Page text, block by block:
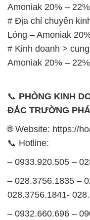
Amoniak 20% –
# Địa chỉ chuyên
Lỏng – Amoniak
# Kinh doanh >
Amoniak 20% –
📞 PHÒNG KINH
ĐẮC TRƯỜNG
🌐 Website: https://
📞 Hotline:
– 0933.920.505 –
– 028.3756.1835 –
028.3756.1841-
– 0932.660.696 –